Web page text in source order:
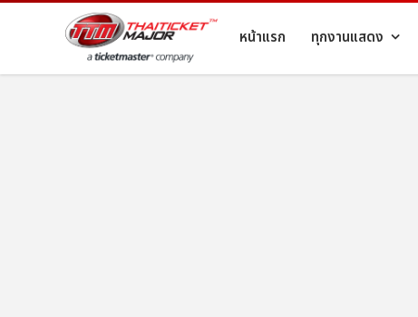
หน้าแรก ทุกงานแสดง